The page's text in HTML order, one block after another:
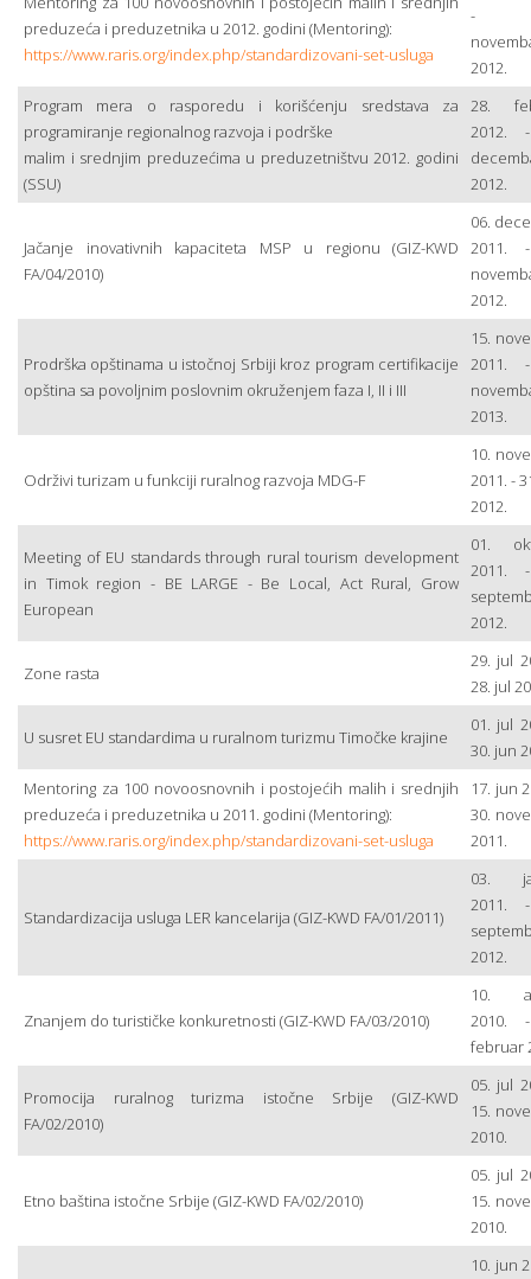
preduzeća i preduzetnika u 2012. godini (Mentoring):
https://www.raris.org/index.php/standardizovani-set-usluga
-
2012.
Program mera o rasporedu i korišćenju sredstava za
programiranje regionalnog razvoja i podrške
malim i srednjim preduzećima u preduzetništvu 2012. godini
(SSU)
28.
2012.
2012.
Jačanje inovativnih kapaciteta MSP u regionu (GIZ-KWD
FA/04/2010)
06.
2011.
2012.
Prodrška opštinama u istočnoj Srbiji kroz program certifikacije
opština sa povoljnim poslovnim okruženjem faza I, II i III
15.
2011.
2013.
Održivi turizam u funkciji ruralnog razvoja MDG-F
10.
2011. -
2012.
Meeting of EU standards through rural tourism development
in Timok region - BE LARGE - Be Local, Act Rural, Grow
European
01.
2011.
2012.
Zone rasta
29. jul
28. jul
U susret EU standardima u ruralnom turizmu Timočke krajine
01. jul
30. jun
Mentoring za 100 novoosnovnih i postojećih malih i srednjih
preduzeća i preduzetnika u 2011. godini (Mentoring):
https://www.raris.org/index.php/standardizovani-set-usluga
17. jun
30.
2011.
Standardizacija usluga LER kancelarija (GIZ-KWD FA/01/2011)
03.
2011.
2012.
Znanjem do turističke konkuretnosti (GIZ-KWD FA/03/2010)
10.
2010.
februar
Promocija ruralnog turizma istočne Srbije (GIZ-KWD
FA/02/2010)
05. jul
15.
2010.
Etno baština istočne Srbije (GIZ-KWD FA/02/2010)
05. jul
15.
2010.
10. jun